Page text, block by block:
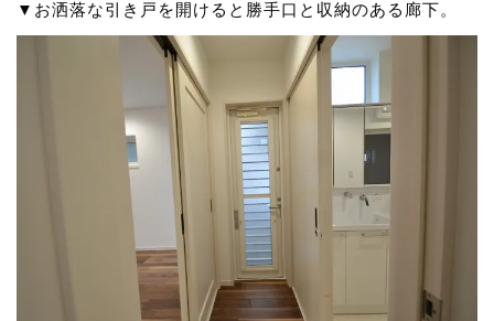
▼お洒落な引き戸を開けると勝手口と収納のある廊下。